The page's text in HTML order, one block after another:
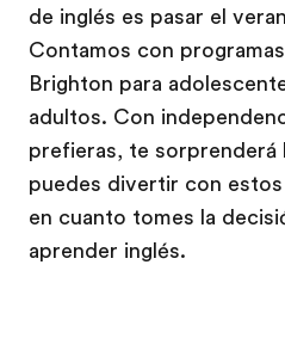
Únete al equipo
de inglés es pasar el
Contamos con
Brighton para
adultos. Con
prefieras, te sorprenderá
puedes divertir con
en cuanto tomes la
aprender inglés.